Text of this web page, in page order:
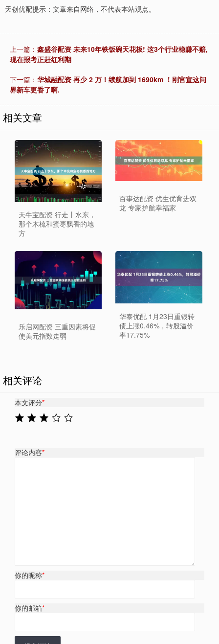
天创优配提示：文章来自网络，不代表本站观点。
上一篇： 鑫盛谷配资 未来10年铁饭碗天花板! 这3个行业稳赚不赔,
现在报考正赶红利期
下一篇： 华城融配资 再少 2 万！续航加到 1690km ！刚官宣这问
界新车更香了啊.
相关文章
天牛宝配资 行走丨水东，
那个木梳和蜜枣飘香的地
方
百事达配资 优生优育进双
龙 专家护航幸福家
乐启网配资 三重因素将促
使美元指数走弱
华泰优配 1月23日重银转
债上涨0.46%，转股溢价
率17.75%
相关评论
本文评分*
评论内容*
你的昵称*
你的邮箱*